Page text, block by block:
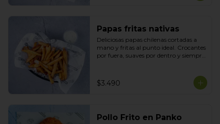
Papas fritas nativas
Deliciosas papas chilenas cortadas a
mano y fritas al punto ideal. Crocantes
por fuera, suaves por dentro y siempre
$3.490
Pollo Frito en Panko